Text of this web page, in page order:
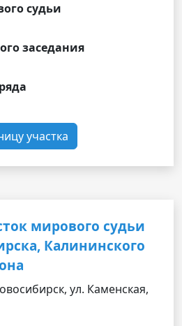
судьи
заседания
участка
мирового судьи
Калининского
ул. Каменская,